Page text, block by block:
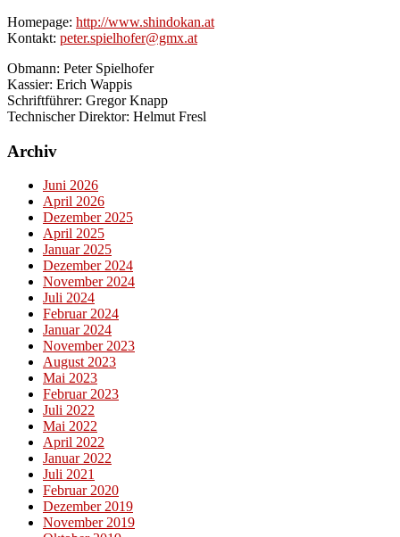
Homepage: http://www.shindokan.at
Kontakt: peter.spielhofer@gmx.at
Obmann: Peter Spielhofer
Kassier: Erich Wappis
Schriftführer: Gregor Knapp
Technischer Direktor: Helmut Fresl
Archiv
Juni 2026
April 2026
Dezember 2025
April 2025
Januar 2025
Dezember 2024
November 2024
Juli 2024
Februar 2024
Januar 2024
November 2023
August 2023
Mai 2023
Februar 2023
Juli 2022
Mai 2022
April 2022
Januar 2022
Juli 2021
Februar 2020
Dezember 2019
November 2019